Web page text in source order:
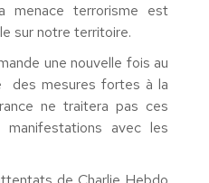
menace terrorisme est
sur notre territoire.
une nouvelle fois au
des mesures fortes à la
ne traitera pas ces
avec les